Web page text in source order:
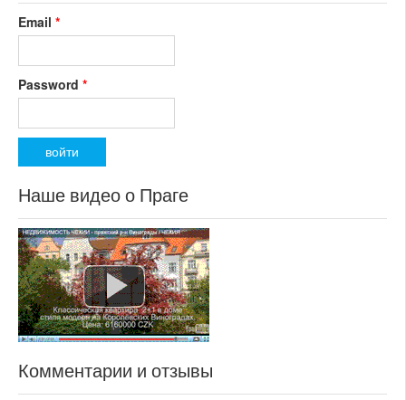
Email *
Password *
Наше видео о Праге
Комментарии и отзывы